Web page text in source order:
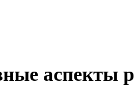
аспекты